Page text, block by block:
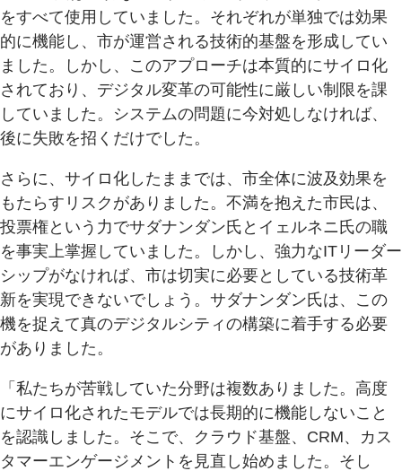
をすべて使用していました。それぞれが単独では効果
的に機能し、市が運営される技術的基盤を形成してい
ました。しかし、このアプローチは本質的にサイロ化
されており、デジタル変革の可能性に厳しい制限を課
していました。システムの問題に今対処しなければ、
後に失敗を招くだけでした。
さらに、サイロ化したままでは、市全体に波及効果を
もたらすリスクがありました。不満を抱えた市民は、
投票権という力でサダナンダン氏とイェルネニ氏の職
を事実上掌握していました。しかし、強力なITリーダー
シップがなければ、市は切実に必要としている技術革
新を実現できないでしょう。サダナンダン氏は、この
機を捉えて真のデジタルシティの構築に着手する必要
がありました。
「私たちが苦戦していた分野は複数ありました。高度
にサイロ化されたモデルでは長期的に機能しないこと
を認識しました。そこで、クラウド基盤、CRM、カス
タマーエンゲージメントを見直し始めました。そし